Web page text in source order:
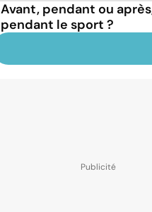
Avant, pendant ou
pendant le sport ?